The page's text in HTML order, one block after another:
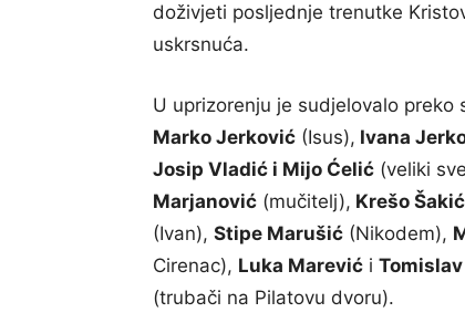
doživjeti posljednje trenutke
uskrsnuća.
U uprizorenju je sudjelovalo
Marko Jerković (Isus), Ivana
Josip Vladić i Mijo Ćelić (veliki
Marjanović (mučitelj), Krešo Šakić
(Ivan), Stipe Marušić (Nikodem),
Cirenac), Luka Marević i
(trubači na Pilatovu dvoru).